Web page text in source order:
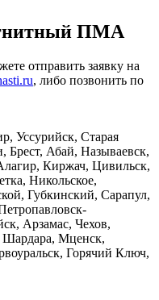
ПМА
отправить заявку на
, либо позвонить по
Уссурийск, Старая
Брест, Абай, Называевск,
Киржач, Цивильск,
Никольское,
Губкинский, Сарапул,
Арзамас, Чехов,
Мценск,
Горячий Ключ,